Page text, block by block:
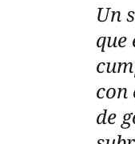
Un
que
con
de